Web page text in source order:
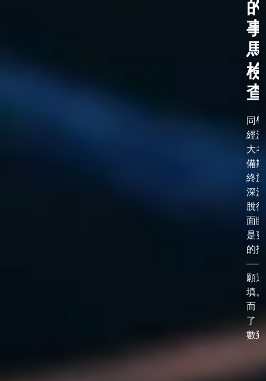
的
檢
同
經
大
備
終
深
脫
面
是
的
——
願選
填
而
了
數